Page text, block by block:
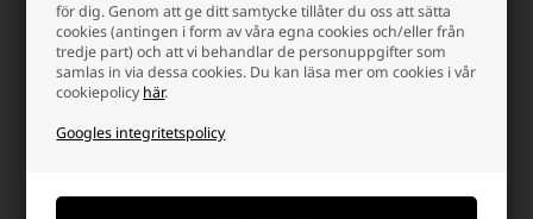
för dig. Genom att ge ditt samtycke tillåter du oss att sätta
cookies (antingen i form av våra egna cookies och/eller från
tredje part) och att vi behandlar de personuppgifter som
samlas in via dessa cookies. Du kan läsa mer om cookies i vår
cookiepolicy här.
Googles integritetspolicy
Finns i lager
Vi skicker ditt paket mandag
+
Finns i lager
Vi skicker ditt paket